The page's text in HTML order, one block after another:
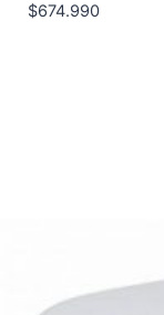
$674.990